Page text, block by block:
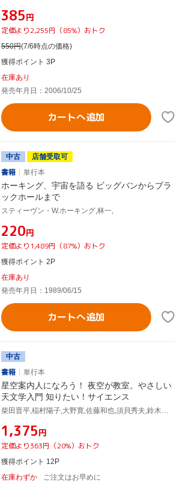
¥385円
定価より2,255円（85%）おトク
550円(7/6時点の価格)
獲得ポイント 3P
在庫あり
発売年月日：2006/10/25
カートへ追加
中古
店舗受取可
書籍
単行本
ホーキング、宇宙を語る ビッグバンからブラ
ックホールまで
スティーヴン・W.ホーキング,林一,
¥220円
定価より1,489円（87%）おトク
獲得ポイント 2P
在庫あり
発売年月日：1989/06/15
カートへ追加
中古
書籍
単行本
星空案内人になろう！ 夜空が教室。やさしい
天文学入門 知りたい！サイエンス
¥1,375円
定価より363円（20%）おトク
獲得ポイント 12P
在庫わずか
ご注文はお早めに